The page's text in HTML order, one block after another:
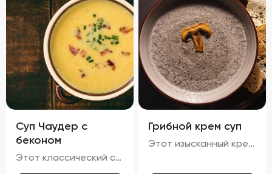
Суп Чаудер с
беконом
Этот классический суп характеризуется гармонией насыщенных вкусов и разнообразия текстур. Бульон обладает плотной кремообразной структурой благодаря использованию сливочного масла, что усиливает мясной аромат. В нём гармонично сочетаются мягкие кусочки говядины, овощи, такие как морковь и лук, и макароны, сохраняющие свою текстуру мягкой и эластичной, но не превращаясь в кашу. Поверхность украшена каплями зелёного масла и мелкой петрушкой, добавляющей супу яркие зелёные акценты и свежие травяные ноты.
Грибной крем суп
Этот изысканный крем-суп отличается гладкой, бархатистой текстурой, которая обволакивает ваши вкусовые рецепторы. Насыщенный аромат грибов сочетается с мягкими сливочными нотами, создавая гармоничное сочетание вкусов. Поверхность крема украшена капельками зелёного масла и мелко нарезанной зеленью, что добавляет блюду утончённости. Подается с хрустящими гренками, идеально дополняющими нежную текстуру супа.